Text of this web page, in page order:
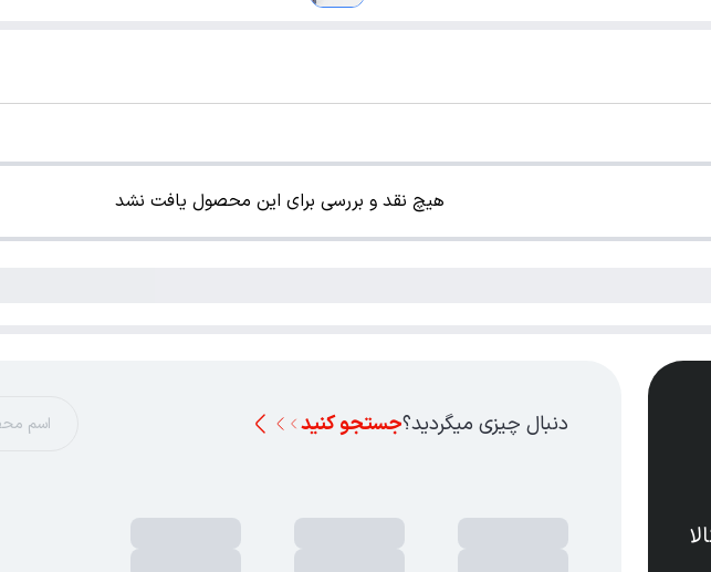
هیچ نقد و بررسی برای این محصول یافت نشد
دنبال چیزی میگردید؟جستجو کنید